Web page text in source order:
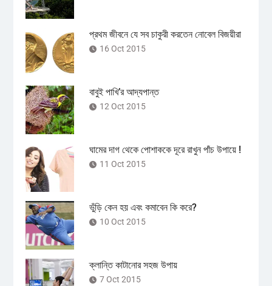
প্রথম জীবনে যে সব চাকুরী করতেন নোবেল বিজয়ীরা
16 Oct 2015
বাবুই পাখি’র আদ্যপান্ত
12 Oct 2015
ঘামের দাগ থেকে পোশাককে দূরে রাখুন পাঁচ উপায়ে !
11 Oct 2015
ভুঁড়ি কেন হয় এবং কমাবেন কি করে?
10 Oct 2015
ক্লান্তি কাটানোর সহজ উপায়
7 Oct 2015